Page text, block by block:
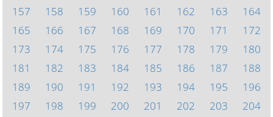
157
158 159 160 161 162 163
164
165
166 167 168 169 170 171
172
173
174 175 176 177 178 179
180
181
182 183 184 185 186 187
188
189
190 191 192 193 194 195
196
197
198 199 200 201 202 203
204